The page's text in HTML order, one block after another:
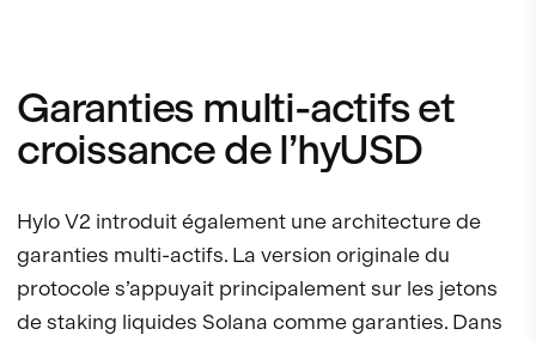
Garanties multi-actifs et
croissance de l’hyUSD
Hylo V2 introduit également une architecture de
garanties multi-actifs. La version originale du
protocole s’appuyait principalement sur les jetons
de staking liquides Solana comme garanties. Dans